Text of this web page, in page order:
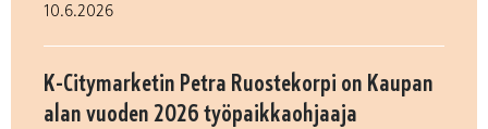
10.6.2026
K-Citymarketin Petra Ruostekorpi on Kaupan
alan vuoden 2026 työpaikkaohjaaja